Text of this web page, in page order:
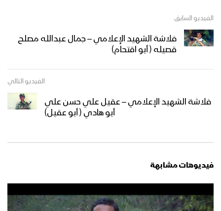
الفيديو السابق
فلاشة الشهيد الإعلامي – جمال عبدالله مصلح
قصيله ( أبو اقتحام)
الفيديو التالي
فلاشة الشهيد الإعلامي – عقيل علي حسن علي
أبو هادي ( أبو عقيل)
فيديوهات مشابهة